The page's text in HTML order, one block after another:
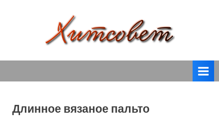
т
о
спицами,
крючком,
вязаные
модели
Длинное вязаное пальто